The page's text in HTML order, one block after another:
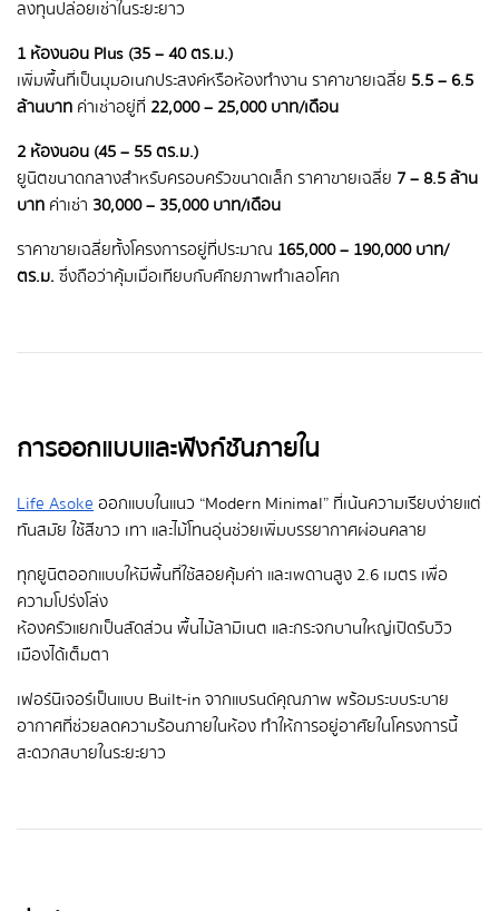
ลงทุนปล่อยเช่าในระยะยาว
1 ห้องนอน Plus (35 – 40 ตร.ม.)
เพิ่มพื้นที่เป็นมุมอเนกประสงค์หรือห้องทำงาน ราคาขายเฉลี่ย 5.5 – 6.5
ล้านบาท ค่าเช่าอยู่ที่ 22,000 – 25,000 บาท/เดือน
2 ห้องนอน (45 – 55 ตร.ม.)
ยูนิตขนาดกลางสำหรับครอบครัวขนาดเล็ก ราคาขายเฉลี่ย 7 – 8.5 ล้าน
บาท ค่าเช่า 30,000 – 35,000 บาท/เดือน
ราคาขายเฉลี่ยทั้งโครงการอยู่ที่ประมาณ 165,000 – 190,000 บาท/
ตร.ม. ซึ่งถือว่าคุ้มเมื่อเทียบกับศักยภาพทำเลอโศก
การออกแบบและฟังก์ชันภายใน
Life Asokeออกแบบในแนว “Modern Minimal” ที่เน้นความเรียบง่ายแต่
ทันสมัย ใช้สีขาว เทา และไม้โทนอุ่นช่วยเพิ่มบรรยากาศผ่อนคลาย
ทุกยูนิตออกแบบให้มีพื้นที่ใช้สอยคุ้มค่า และเพดานสูง 2.6 เมตร เพื่อ
ความโปร่งโล่ง
ห้องครัวแยกเป็นสัดส่วน พื้นไม้ลามิเนต และกระจกบานใหญ่เปิดรับวิว
เมืองได้เต็มตา
เฟอร์นิเจอร์เป็นแบบ Built-in จากแบรนด์คุณภาพ พร้อมระบบระบาย
อากาศที่ช่วยลดความร้อนภายในห้อง ทำให้การอยู่อาศัยในโครงการนี้
สะดวกสบายในระยะยาว